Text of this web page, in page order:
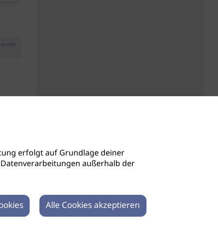
Anzeige
erfolgt auf Grundlage deiner
Datenverarbeitungen außerhalb der
Alle Cookies akzeptieren